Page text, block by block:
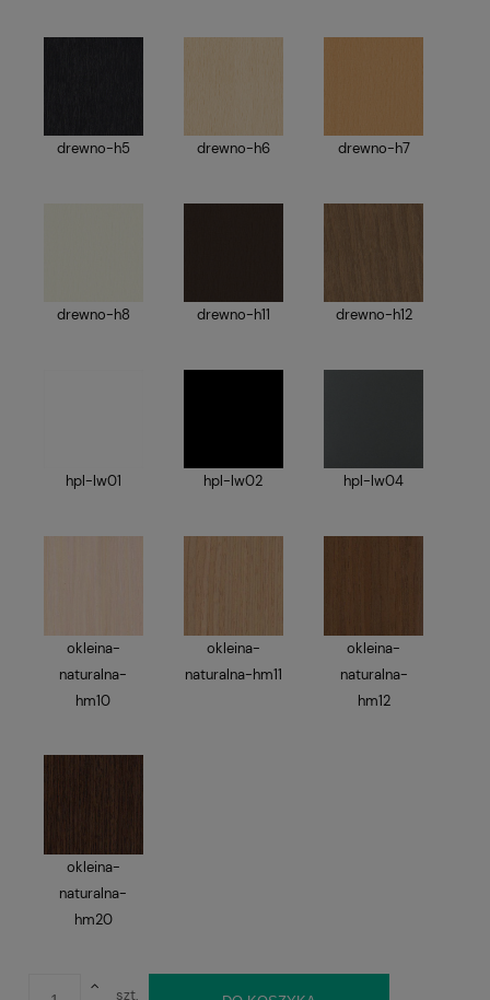
drewno-h5 drewno-h6 drewno-h7
drewno-h8 drewno-h11 drewno-h12
hpl-lw01 hpl-lw02 hpl-lw04
okleina-
naturalna-
hm10
okleina-
naturalna-hm11
okleina-
naturalna-
hm12
okleina-
naturalna-
hm20
szt.